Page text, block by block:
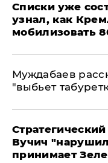
Списки уже
узнал, как
мобилизовать
Муждабаев
"выбьет
Вучич
принимает